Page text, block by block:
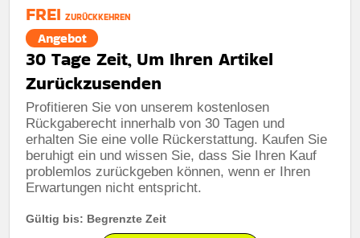
FREI ZURÜCKKEHREN
Angebot
30 Tage Zeit, Um Ihren Artikel
Zurückzusenden
Profitieren Sie von unserem kostenlosen
Rückgaberecht innerhalb von 30 Tagen und
erhalten Sie eine volle Rückerstattung. Kaufen Sie
beruhigt ein und wissen Sie, dass Sie Ihren Kauf
problemlos zurückgeben können, wenn er Ihren
Erwartungen nicht entspricht.
Gültig bis: Begrenzte Zeit